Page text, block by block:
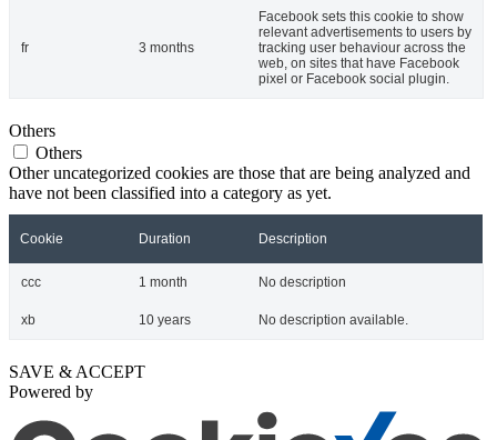
fr 3 months
Facebook sets this cookie to show
relevant advertisements to users by
tracking user behaviour across the
web, on sites that have Facebook
pixel or Facebook social plugin.
Others
Others
Other uncategorized cookies are those that are being analyzed and
have not been classified into a category as yet.
Cookie Duration Description
ccc 1 month No description
xb 10 years No description available.
SAVE & ACCEPT
Powered by